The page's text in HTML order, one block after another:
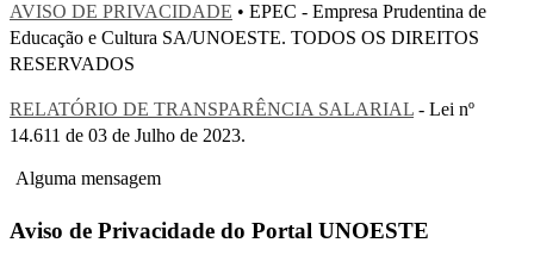
AVISO DE PRIVACIDADE • EPEC - Empresa Prudentina de
Educação e Cultura SA/UNOESTE. TODOS OS DIREITOS
RESERVADOS
RELATÓRIO DE TRANSPARÊNCIA SALARIAL - Lei nº
14.611 de 03 de Julho de 2023.
Alguma mensagem
Aviso de Privacidade do Portal UNOESTE